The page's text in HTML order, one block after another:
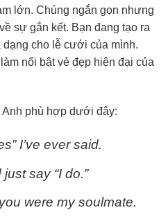
lớn. Chúng ngắn gọn nhưng
sự gắn kết. Bạn đang tạo ra
dạng cho lễ cưới của mình.
nổi bật vẻ đẹp hiện đại của
phù hợp dưới đây:
I’ve ever said.
say “I do.”
were my soulmate.